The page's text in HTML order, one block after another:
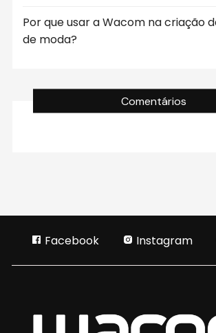
Por que usar a Wacom na criação
de moda?
Comentários
Facebook Instagram